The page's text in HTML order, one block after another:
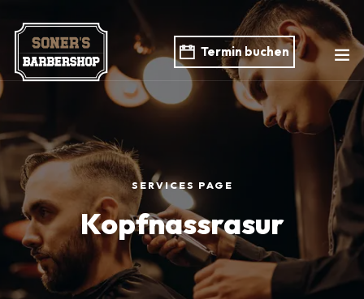
Termin buchen
SERVICES PAGE
Kopfnassrasur